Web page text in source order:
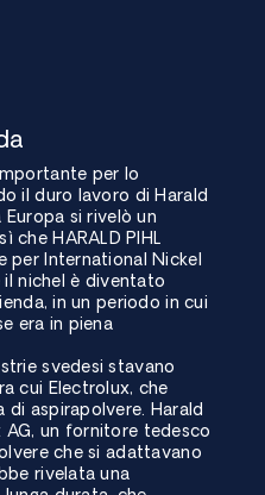
per lo
il duro lavoro di Harald
si rivelò un
che HARALD PIHL
per International Nickel
nichel è diventato
in un periodo in cui
era in piena
svedesi stavano
cui Electrolux, che
di aspirapolvere. Harald
un fornitore tedesco
che si adattavano
rivelata una